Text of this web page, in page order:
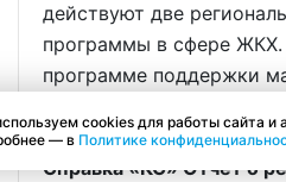
действуют две
программы в сфере ЖКХ.
программе поддержки
предпринимательства
средства по развитию
Справка «КС» Отчет о
cookies для работы сайта и
— в Политике